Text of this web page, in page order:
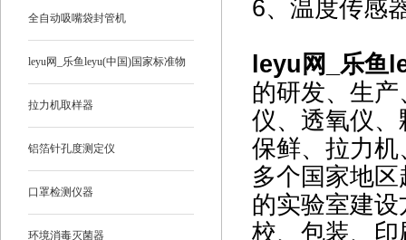
全自动吸嘴袋封管机
leyu网_乐鱼leyu(中国)国家标准物
质
拉力机取样器
铝箔针孔度测定仪
口罩检测仪器
环境消毒灭菌器
6、温度传感
leyu网_乐鱼
的研发、生
仪、透氧仪
保鲜、拉力
多个国家地
的实验室建
校、包装、